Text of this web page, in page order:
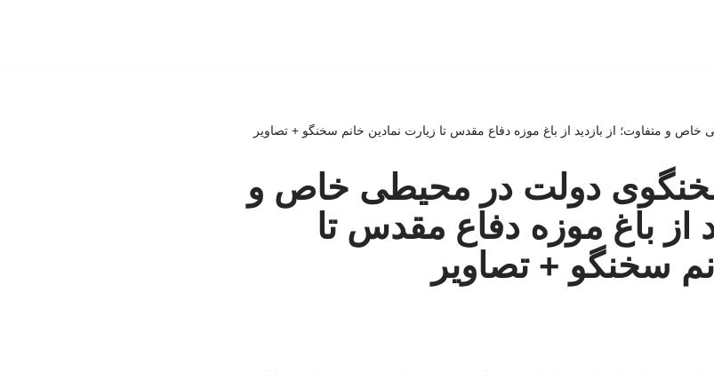
متفاوت؛ از بازدید از باغ موزه دفاع مقدس تا زیارت نمادین خانم سخنگو + تصاویر
دولت در محیطی خاص و
از باغ موزه دفاع مقدس تا
سخنگو + تصاویر